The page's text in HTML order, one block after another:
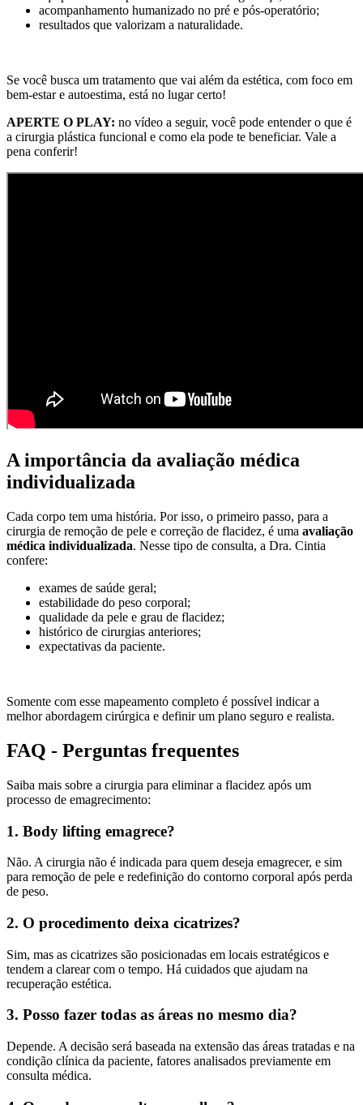
acompanhamento humanizado no pré e pós-operatório;
resultados que valorizam a naturalidade.
Se você busca um tratamento que vai além da estética, com foco em
bem-estar e autoestima, está no lugar certo!
APERTE O PLAY: no vídeo a seguir, você pode entender o que é
a cirurgia plástica funcional e como ela pode te beneficiar. Vale a
pena conferir!
A importância da avaliação médica
individualizada
Cada corpo tem uma história. Por isso, o primeiro passo, para a
cirurgia de remoção de pele e correção de flacidez, é uma avaliação
médica individualizada. Nesse tipo de consulta, a Dra. Cintia
confere:
exames de saúde geral;
estabilidade do peso corporal;
qualidade da pele e grau de flacidez;
histórico de cirurgias anteriores;
expectativas da paciente.
Somente com esse mapeamento completo é possível indicar a
melhor abordagem cirúrgica e definir um plano seguro e realista.
FAQ - Perguntas frequentes
Saiba mais sobre a cirurgia para eliminar a flacidez após um
processo de emagrecimento:
1. Body lifting emagrece?
Não. A cirurgia não é indicada para quem deseja emagrecer, e sim
para remoção de pele e redefinição do contorno corporal após perda
de peso.
2. O procedimento deixa cicatrizes?
Sim, mas as cicatrizes são posicionadas em locais estratégicos e
tendem a clarear com o tempo. Há cuidados que ajudam na
recuperação estética.
3. Posso fazer todas as áreas no mesmo dia?
Depende. A decisão será baseada na extensão das áreas tratadas e na
condição clínica da paciente, fatores analisados previamente em
consulta médica.